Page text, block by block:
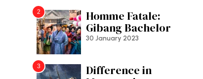
2
Homme Fatale:
Gibang Bachelor
30 January 2023
3
Difference in